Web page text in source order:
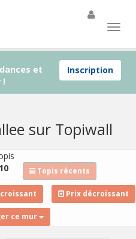
Inscription
et
!
sur Topiwall
10
Topis récents
Prix décroissant
ce mur